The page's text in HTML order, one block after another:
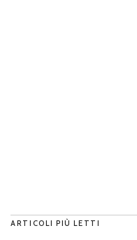
ARTICOLI PIÙ LETTI